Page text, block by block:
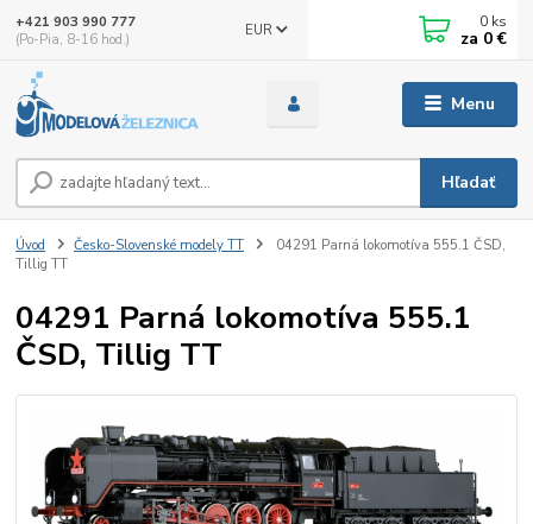
Menu
EUR
Hľadať
+421 903 990 777
(Po-Pia, 8-16 hod.)
0 ks
za 0 €
Úvod Česko-Slovenské modely TT
04291 Parná lokomotíva 555.1 ČSD,
Tillig TT
04291 Parná lokomotíva 555.1
ČSD, Tillig TT